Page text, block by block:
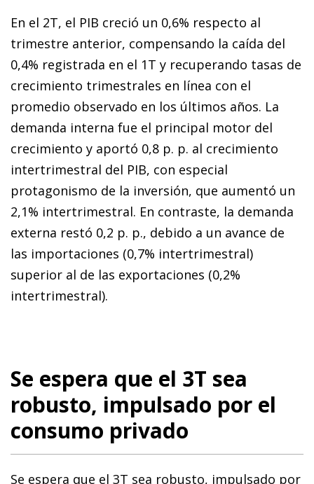
En el 2T, el PIB creció un 0,6% respecto al
trimestre anterior, compensando la caída del
0,4% registrada en el 1T y recuperando tasas de
crecimiento trimestrales en línea con el
promedio observado en los últimos años. La
demanda interna fue el principal motor del
crecimiento y aportó 0,8 p. p. al crecimiento
intertrimestral del PIB, con especial
protagonismo de la inversión, que aumentó un
2,1% intertrimestral. En contraste, la demanda
externa restó 0,2 p. p., debido a un avance de
las importaciones (0,7% intertrimestral)
superior al de las exportaciones (0,2%
intertrimestral).
Se espera que el 3T sea
robusto, impulsado por el
consumo privado
Se espera que el 3T sea robusto, impulsado por